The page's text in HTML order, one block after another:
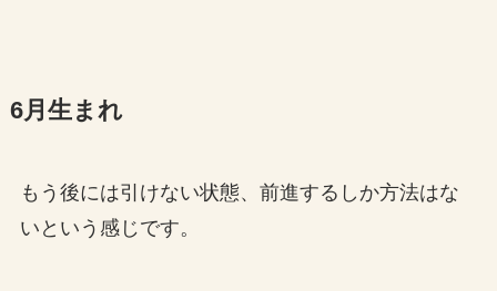
6月生まれ
もう後には引けない状態、前進するしか方法はな
いという感じです。